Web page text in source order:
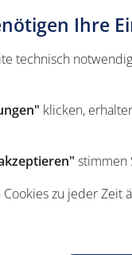
Ihre
technisch
klicken,
stimmen
zu jeder